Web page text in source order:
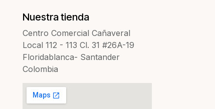
Nuestra tienda
Centro Comercial Cañaveral
Local 112 - 113 Cl. 31 #26A-19
Floridablanca- Santander
Colombia